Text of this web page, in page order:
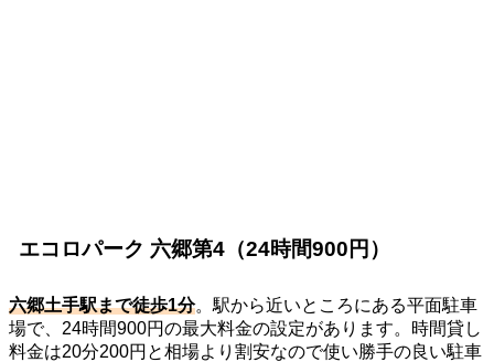
エコロパーク 六郷第4（24時間900円）
六郷土手駅まで徒歩1分。駅から近いところにある平面駐車
場で、24時間900円の最大料金の設定があります。時間貸し
料金は20分200円と相場より割安なので使い勝手の良い駐車